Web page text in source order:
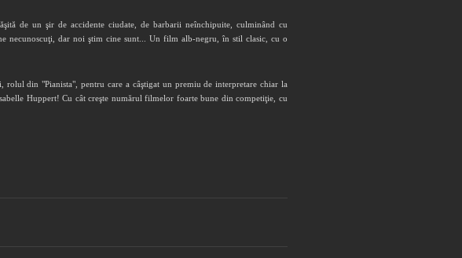
de un şir de accidente ciudate, de barbarii neînchipuite, culminând cu
necunoscuţi, dar noi ştim cine sunt... Un film alb-negru, în stil clasic, cu o
din "Pianista", pentru care a câştigat un premiu de interpretare chiar la
Huppert! Cu cât creşte numărul filmelor foarte bune din competiţie, cu